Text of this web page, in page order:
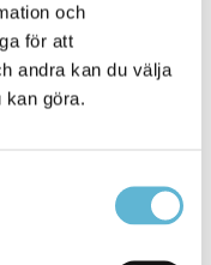
och
för att
andra kan du välja
kan göra.